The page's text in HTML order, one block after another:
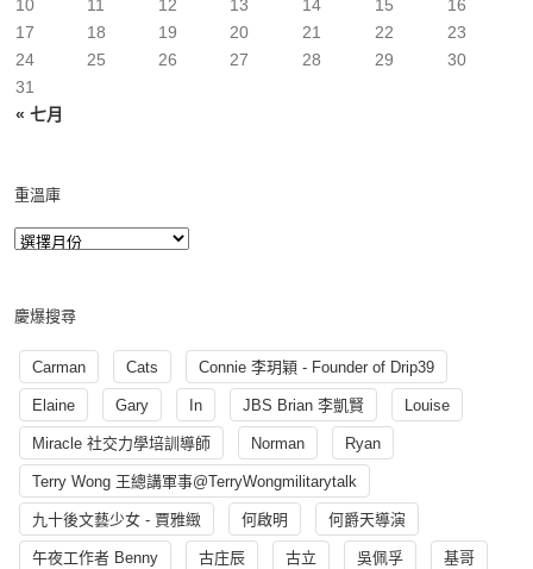
« 七月
10
11 12 13 14 15
16
17
18 19 20 21 22
23
24
25 26 27 28 29
30
31
重溫庫
慶爆搜尋
Carman Cats Connie 李玥穎 - Founder of Drip39
Elaine Gary In JBS Brian 李凱賢 Louise
Miracle 社交力學培訓導師 Norman Ryan
Terry Wong 王總講軍事@TerryWongmilitarytalk
九十後文藝少女 - 賈雅緻 何啟明 何爵天導演
午夜工作者 Benny 古庄辰 古立 吳佩孚 基哥